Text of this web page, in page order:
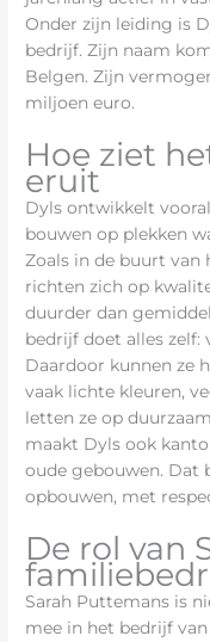
Onder zijn leiding is
bedrijf. Zijn naam
Belgen. Zijn
miljoen euro.
Hoe ziet
eruit
Dyls ontwikkelt
bouwen op plekken
Zoals in de buurt van
richten zich op
duurder dan
bedrijf doet alles
Daardoor kunnen ze
vaak lichte kleuren,
letten ze op
maakt Dyls ook
oude gebouwen. Dat
opbouwen, met
De rol van
Sarah Puttemans is
mee in het bedrijf